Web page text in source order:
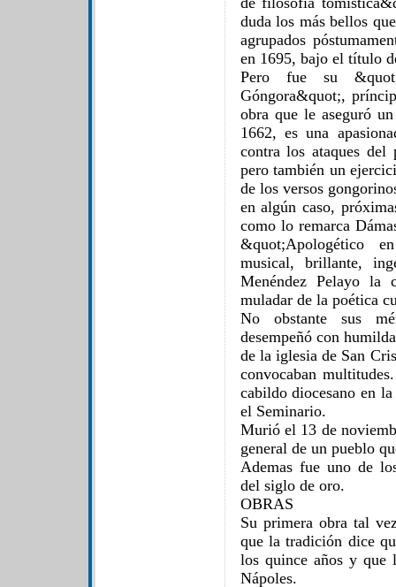
duda los más bellos
agrupados
en 1695, bajo el título
Pero fue su
Góngora&quot;,
obra que le aseguró
1662, es una
contra los ataques del
pero también un
de los versos
en algún caso,
como lo remarca
&quot;Apologético
musical, brillante,
Menéndez Pelayo la
muladar de la poética
No obstante sus
desempeñó con
de la iglesia de San
convocaban
cabildo diocesano en
el Seminario.
Murió el 13 de
general de un pueblo
Ademas fue uno de
del siglo de oro.
OBRAS
Su primera obra tal
que la tradición dice
los quince años y que
Nápoles.